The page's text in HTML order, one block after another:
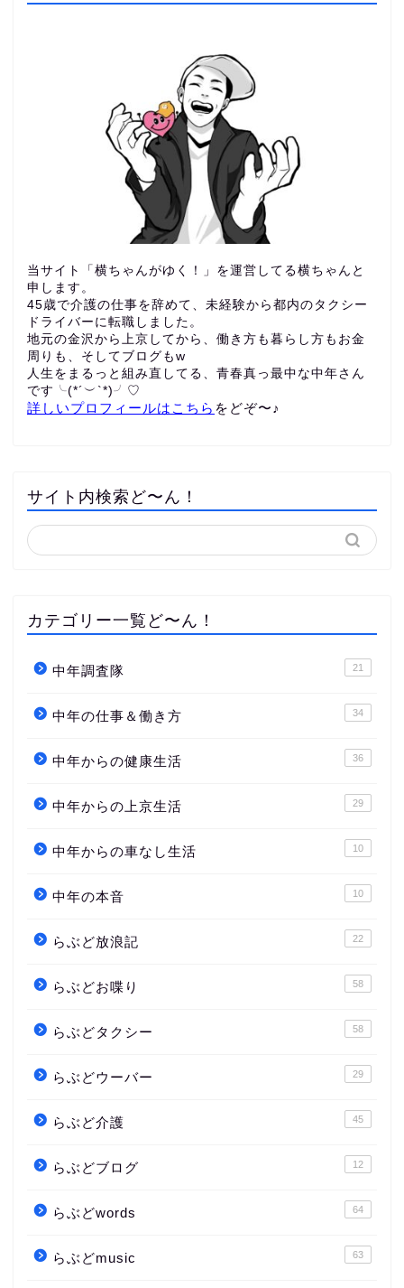
当サイト「横ちゃんがゆく！」を運営してる横ちゃんと
申します。
45歳で介護の仕事を辞めて、未経験から都内のタクシー
ドライバーに転職しました。
地元の金沢から上京してから、働き方も暮らし方もお金
周りも、 そしてブログもw
人生をまるっと組み直してる、青春真っ最中な中年さん
です╰(*´︶`*)╯♡
詳しいプロフィールはこちら をどぞ〜♪
サイト内検索ど〜ん！
カテゴリー一覧ど〜ん！
中年調査隊 21
中年の仕事＆働き方 34
中年からの健康生活 36
中年からの上京生活 29
中年からの車なし生活 10
中年の本音 10
らぶど放浪記 22
らぶどお喋り 58
らぶどタクシー 58
らぶどウーバー 29
らぶど介護 45
らぶどブログ 12
らぶどwords 64
らぶどmusic 63